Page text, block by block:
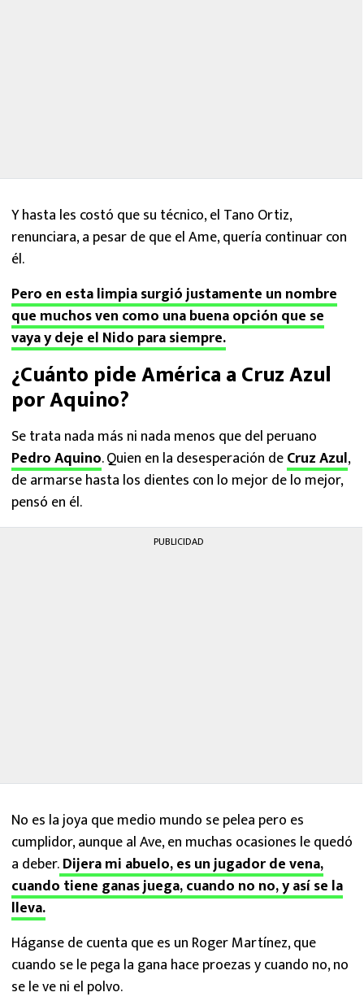
Y hasta les costó que su técnico, el Tano Ortiz,
renunciara, a pesar de que el Ame, quería continuar con
él.
Pero en esta limpia surgió justamente un nombre
que muchos ven como una buena opción que se
vaya y deje el Nido para siempre.
¿Cuánto pide América a Cruz Azul
por Aquino?
Se trata nada más ni nada menos que del peruano
Pedro Aquino. Quien en la desesperación deCruz Azul,
de armarse hasta los dientes con lo mejor de lo mejor,
pensó en él.
PUBLICIDAD
No es la joya que medio mundo se pelea pero es
cumplidor, aunque al Ave, en muchas ocasiones le quedó
a deber.Dijera mi abuelo, es un jugador de vena,
cuando tiene ganas juega, cuando no no, y así se la
lleva.
Háganse de cuenta que es un Roger Martínez, que
cuando se le pega la gana hace proezas y cuando no, no
se le ve ni el polvo.